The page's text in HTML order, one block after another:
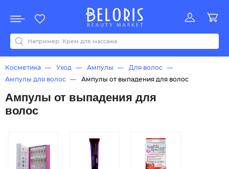
Акции
Все бренды
0-9ABCDEFGHIJKLMNOPQRSTUVWYZАБВДЗИМОКЛНПРСТУФ
Косметика Уход Ампулы
Для волос
Ампулы для волос
Ампулы от выпадения для волос
Ампулы от выпадения для
волос